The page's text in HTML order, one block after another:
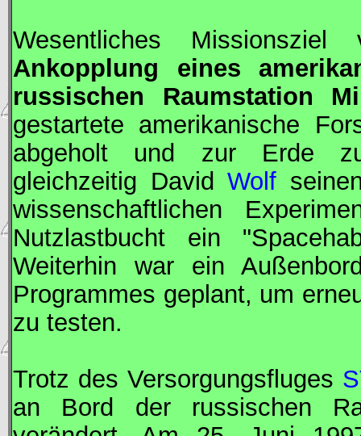
Wesentliches
Ankopplung eines
russischen Raumstation
gestartete amerikanische
abgeholt und zur Erde
gleichzeitig DavidWolf
wissenschaftlichen
Nutzlastbucht ein
Weiterhin war ein
Programmes geplant, um
zu testen.
Trotz des Versorgungsfluges
an Bord der russischen